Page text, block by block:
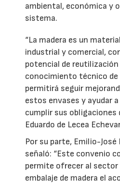
ambiental, económica y
sistema.
“La madera es un
industrial y comercial,
potencial de reutilización
conocimiento técnico de
permitirá seguir
estos envases y ayudar
cumplir sus obligaciones
Eduardo de Lecea
Por su parte, Emilio-José
señaló: “Este convenio
permite ofrecer al sector
embalaje de madera el